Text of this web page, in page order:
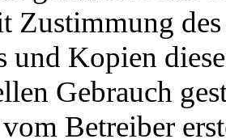
Zustimmung
und Kopien
Gebrauch
Betreiber